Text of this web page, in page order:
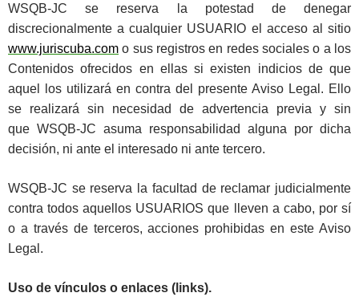
WSQB-JC se reserva la potestad de denegar
discrecionalmente a cualquier USUARIO el acceso al sitio
www.juriscuba.com o sus registros en redes sociales o a los
Contenidos ofrecidos en ellas si existen indicios de que
aquel los utilizará en contra del presente Aviso Legal. Ello
se realizará sin necesidad de advertencia previa y sin
que WSQB-JC asuma responsabilidad alguna por dicha
decisión, ni ante el interesado ni ante tercero.
WSQB-JC se reserva la facultad de reclamar judicialmente
contra todos aquellos USUARIOS que lleven a cabo, por sí
o a través de terceros, acciones prohibidas en este Aviso
Legal.
Uso de vínculos o enlaces (links).